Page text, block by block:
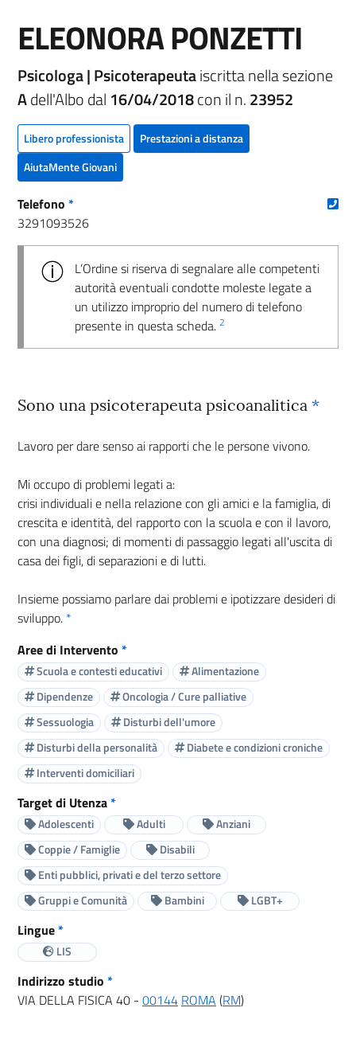
ELEONORA PONZETTI
Psicologa | Psicoterapeutaiscritta nella sezione
Adell'Albo dal 16/04/2018con il n.23952
Libero professionista
Prestazioni a distanza
AiutaMente Giovani
Telefono *
3291093526
L’Ordine si riserva di segnalare alle competenti
autorità eventuali condotte moleste legate a
un utilizzo improprio del numero di telefono
presente in questa scheda. 2
Sono una psicoterapeuta psicoanalitica *
Lavoro per dare senso ai rapporti che le persone vivono.
Mi occupo di problemi legati a:
crisi individuali e nella relazione con gli amici e la famiglia, di
crescita e identità, del rapporto con la scuola e con il lavoro,
con una diagnosi; di momenti di passaggio legati all'uscita di
casa dei figli, di separazioni e di lutti.
Insieme possiamo parlare dai problemi e ipotizzare desideri di
sviluppo. *
Aree di Intervento *
Scuola e contesti educativi
Alimentazione
Dipendenze
Oncologia / Cure palliative
Sessuologia
Disturbi dell'umore
Disturbi della personalità
Diabete e condizioni croniche
Interventi domiciliari
Target di Utenza*
Adolescenti Adulti
Anziani
Coppie / Famiglie
Disabili
Enti pubblici, privati e del terzo settore
Gruppi e Comunità
Bambini LGBT+
Lingue*
LIS
Indirizzo studio *
VIA DELLA FISICA 40 - 00144 ROMA (RM)